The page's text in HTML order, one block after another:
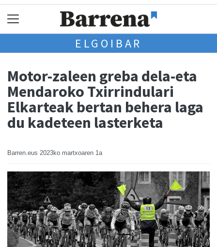
ELGOIBAR
Motor-zaleen greba dela-eta
Mendaroko Txirrindulari
Elkarteak bertan behera laga
du kadeteen lasterketa
Barren.eus 2023ko martxoaren 1a